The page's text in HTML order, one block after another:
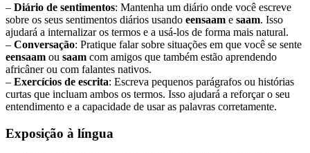
– Diário de sentimentos: Mantenha um diário onde você escreve
sobre os seus sentimentos diários usando eensaam e saam. Isso
ajudará a internalizar os termos e a usá-los de forma mais natural.
– Conversação: Pratique falar sobre situações em que você se sente
eensaam ou saam com amigos que também estão aprendendo
africâner ou com falantes nativos.
– Exercícios de escrita: Escreva pequenos parágrafos ou histórias
curtas que incluam ambos os termos. Isso ajudará a reforçar o seu
entendimento e a capacidade de usar as palavras corretamente.
Exposição à língua